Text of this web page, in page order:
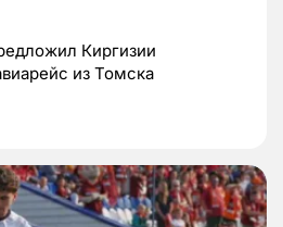
Киргизии
из Томска